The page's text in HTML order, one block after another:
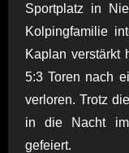
Sportplatz in
Kolpingfamilie
Kaplan verstärkt
5:3 Toren nach
verloren. Trotz
in die Nacht im
gefeiert.